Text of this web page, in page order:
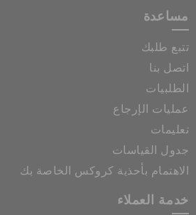
مساعدة
تتبع طلبك
اتصل بنا
الطلبيات
عمليات الإرجاع
تعليمات
جدول القياسات
الاهتمام بأحذية كروكس الخاصة بك
خدمة العملاء